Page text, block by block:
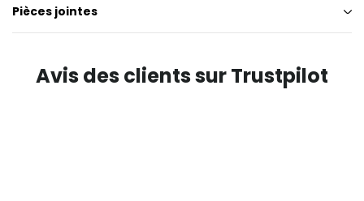
Pièces jointes
Avis des clients sur Trustpilot